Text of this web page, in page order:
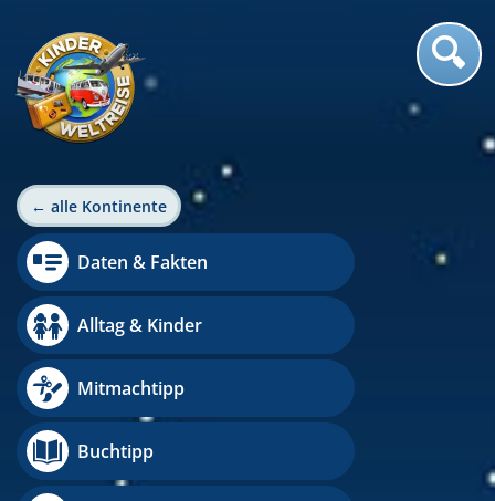
← alle Kontinente
Daten & Fakten
Alltag & Kinder
Mitmachtipp
Buchtipp